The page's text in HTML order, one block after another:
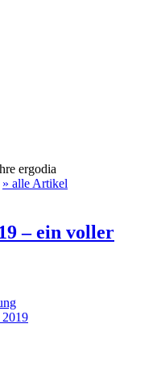
ergodia
» alle Artikel
– ein voller